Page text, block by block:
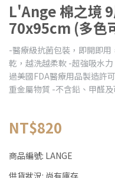
L'Ange 棉之境
70x95cm (多色
-醫療級抗菌包裝，即開即
乾，越洗越柔軟 -超強吸水
過美國FDA醫療用品製造許
重金屬物質 -不含鉛、甲醛
NT$820
商品編號: LANGE
供貨狀況: 尚有庫存